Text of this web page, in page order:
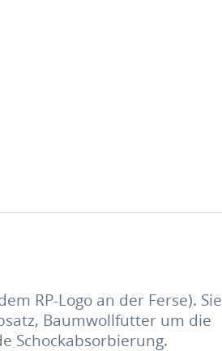
RP-Logo an der Ferse). Sie
Baumwollfutter um die
Schockabsorbierung.